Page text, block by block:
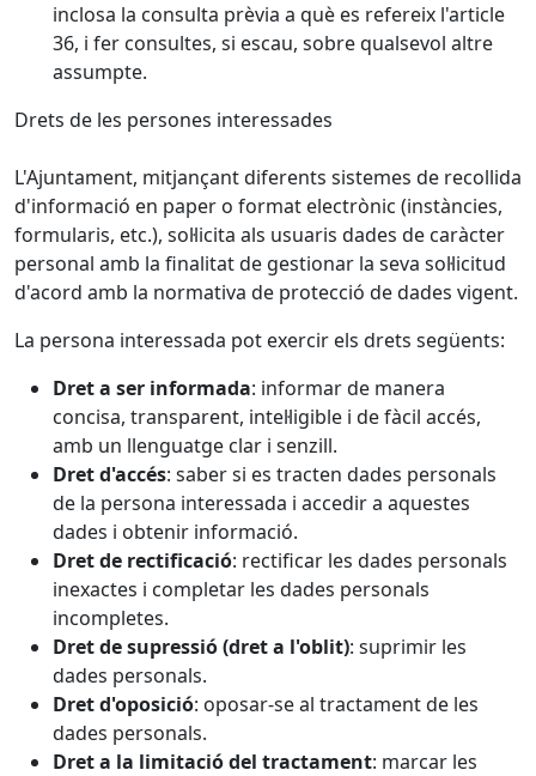
inclosa la consulta prèvia a què es refereix l'article
36, i fer consultes, si escau, sobre qualsevol altre
assumpte.
Drets de les persones interessades
L'Ajuntament, mitjançant diferents sistemes de recollida
d'informació en paper o format electrònic (instàncies,
formularis, etc.), sol·licita als usuaris dades de caràcter
personal amb la finalitat de gestionar la seva sol·licitud
d'acord amb la normativa de protecció de dades vigent.
La persona interessada pot exercir els drets següents:
Dret a ser informada: informar de manera
concisa, transparent, intel·ligible i de fàcil accés,
amb un llenguatge clar i senzill.
Dret d'accés: saber si es tracten dades personals
de la persona interessada i accedir a aquestes
dades i obtenir informació.
Dret de rectificació: rectificar les dades personals
inexactes i completar les dades personals
incompletes.
Dret de supressió (dret a l'oblit): suprimir les
dades personals.
Dret d'oposició: oposar-se al tractament de les
dades personals.
Dret a la limitació del tractament: marcar les